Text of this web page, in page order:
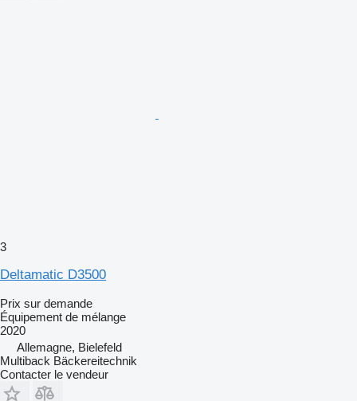
3
Deltamatic D3500
Prix sur demande
Équipement de mélange
2020
Allemagne, Bielefeld
Multiback Bäckereitechnik
Contacter le vendeur